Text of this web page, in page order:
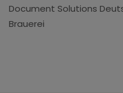
Document Solutions
Brauerei